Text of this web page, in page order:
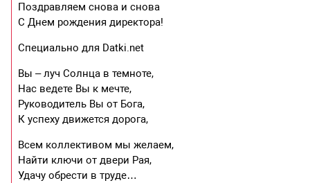
Поздравляем снова и снова
С Днем рождения директора!
Специально для Datki.net
Вы – луч Солнца в темноте,
Нас ведете Вы к мечте,
Руководитель Вы от Бога,
К успеху движется дорога,
Всем коллективом мы желаем,
Найти ключи от двери Рая,
Удачу обрести в труде…